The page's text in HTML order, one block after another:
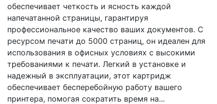
обеспечивает четкость и ясность каждой
напечатанной страницы, гарантируя
профессиональное качество ваших документов. С
ресурсом печати до 5000 страниц, он идеален для
использования в офисных условиях с высокими
требованиями к печати. Легкий в установке и
надежный в эксплуатации, этот картридж
обеспечивает бесперебойную работу вашего
принтера, помогая сократить время на...